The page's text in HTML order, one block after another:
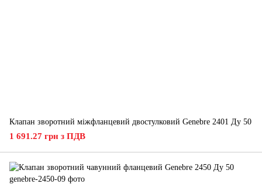
Клапан зворотний міжфланцевий двостулковий Genebre 2401 Ду 50
1 691.27 грн з ПДВ